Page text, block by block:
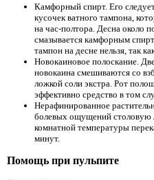
Камфорный спирт. Его
кусочек ватного тампона,
на час-полтора. Десна около
смазывается камфорным
тампон на десне нельзя, так
Новокаиновое полоскание.
новокаина смешиваются со
ложкой соли экстра. Рот
эффективно средство в том
Нерафинированное
болевых ощущений столовую
комнатной температуры
минут.
Помощь при пульпите